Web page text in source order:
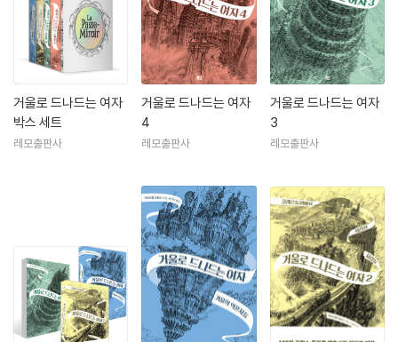
거울로 드나드는 여자
박스 세트
레모출판사
거울로 드나드는 여자
4
레모출판사
거울로 드나드는 여자
3
레모출판사